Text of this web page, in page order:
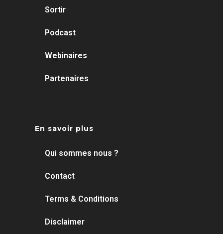
Sortir
Podcast
Webinaires
Partenaires
En savoir plus
Qui sommes nous ?
Contact
Terms & Conditions
Disclaimer